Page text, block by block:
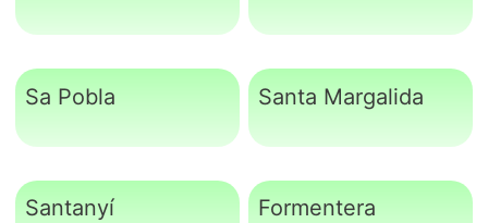
Sa Pobla Santa Margalida
Santanyí Formentera